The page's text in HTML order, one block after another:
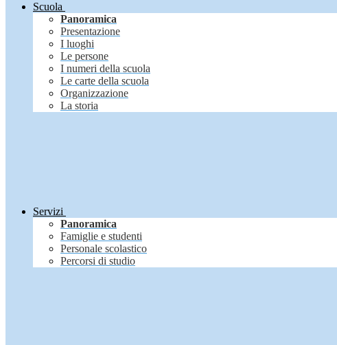
Scuola
Panoramica
Presentazione
I luoghi
Le persone
I numeri della scuola
Le carte della scuola
Organizzazione
La storia
Servizi
Panoramica
Famiglie e studenti
Personale scolastico
Percorsi di studio